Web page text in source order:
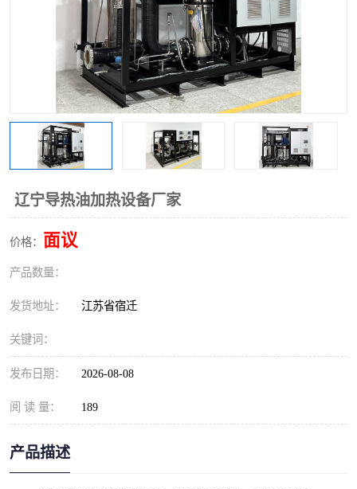
辽宁导热油加热设备厂家
价格： 面议
产品数量：
发货地址： 江苏省宿迁
关键词：
发布日期： 2026-08-08
阅 读 量： 189
产品描述